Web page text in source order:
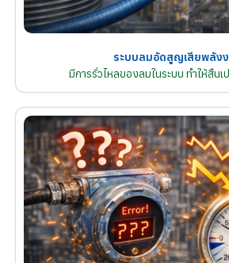
ระบบลมอัดสูญเสียพลัง
มีการรั่วไหลของลมในระบบ ทำให้สิ้น